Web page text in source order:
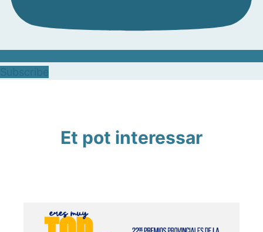
Et pot interessar